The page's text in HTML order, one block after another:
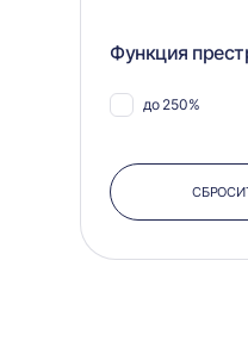
Функция
до 250%